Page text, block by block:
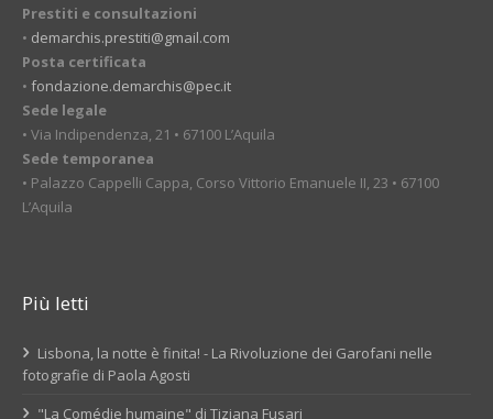
Prestiti e consultazioni
• demarchis.prestiti@gmail.com
Posta certificata
• fondazione.demarchis@pec.it
Sede legale
• Via Indipendenza, 21 • 67100 L’Aquila
Sede temporanea
• Palazzo Cappelli Cappa, Corso Vittorio Emanuele II, 23 • 67100
L’Aquila
Più letti
Lisbona, la notte è finita! - La Rivoluzione dei Garofani nelle
fotografie di Paola Agosti
"La Comédie humaine" di Tiziana Fusari